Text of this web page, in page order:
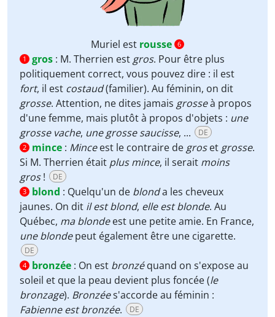
Muriel est rousse 6
1
gros : M. Therrien est gros. Pour être plus
politiquement correct, vous pouvez dire : il est
fort, il est costaud(familier). Au féminin, on dit
grosse. Attention, ne dites jamais grosseà propos
d'une femme, mais plutôt à propos d'objets : une
grosse vache, une grosse saucisse, ... DE
2 mince : Minceest le contraire de groset grosse.
Si M. Therrien était plus mince, il serait moins
gros! DE
3 blond : Quelqu'un de blonda les cheveux
jaunes. On dit il est blond, elle est blonde. Au
Québec, ma blondeest une petite amie. En France,
une blondepeut également être une cigarette.
DE
4 bronzée : On est bronzéquand on s'expose au
soleil et que la peau devient plus foncée (le
bronzage). Bronzées'accorde au féminin :
Fabienne est bronzée. DE